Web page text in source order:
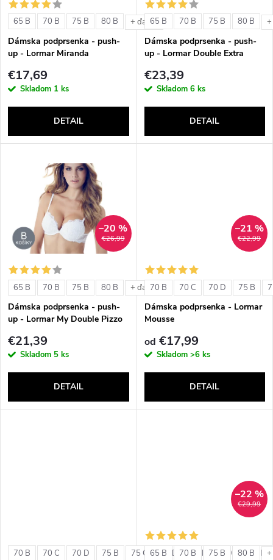
e
p
r
d
t
o
v
s
p
r
o
d
t
o
v
65 B 70 B 75 B 80 B + ďalšie
Dámska podprsenka - push-
up - Lormar Miranda
€17,69
Skladom 1 ks
DETAIL
65 B 70 B 75 B 80 B
Dámska podprsenka - push-
up - Lormar Double Extra
€23,39
Skladom 6 ks
DETAIL
€26,99
–20 %
65 B 70 B 75 B 80 B + ďalšie
Dámska podprsenka - push-
up - Lormar My Double Pizzo
€21,39
Skladom 5 ks
DETAIL
€22,99
–21 %
70 B 70 C 70 D 75 B
Dámska podprsenka - Lormar
Mousse
od €17,99
Skladom >6 ks
DETAIL
70 B 70 C 70 D 75 B 75 C 75 D 80 B 80 C 80 D
€29,99
–22 %
65 B 70 B 75 B 80 B